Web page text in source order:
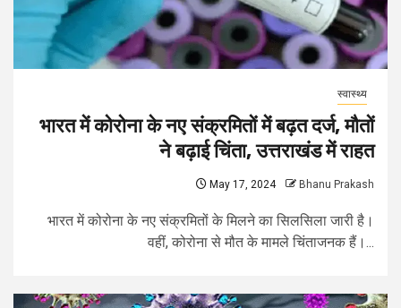
स्वास्थ्य
भारत में कोरोना के नए संक्रमितों में बढ़त दर्ज, मौतों
ने बढ़ाई चिंता, उत्तराखंड में राहत
May 17, 2024 Bhanu Prakash
भारत में कोरोना के नए संक्रमितों के मिलने का सिलसिला जारी है।
वहीं, कोरोना से मौत के मामले चिंताजनक हैं।...